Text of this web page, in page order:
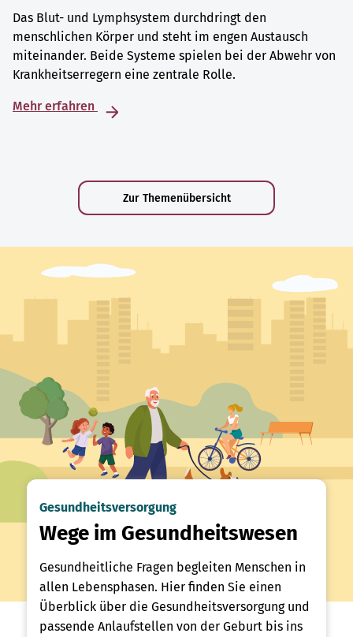
Das Blut- und Lymphsystem durchdringt den
menschlichen Körper und steht im engen Austausch
miteinander. Beide Systeme spielen bei der Abwehr von
Krankheitserregern eine zentrale Rolle.
Mehr erfahren
Zur Themenübersicht
Gesundheitsversorgung
Wege im Gesundheitswesen
Gesundheitliche Fragen begleiten Menschen in
allen Lebensphasen. Hier finden Sie einen
Überblick über die Gesundheitsversorgung und
passende Anlaufstellen von der Geburt bis ins